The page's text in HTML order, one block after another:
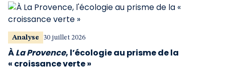
Analyse 30 juillet 2026
ÀLa Provence, l’écologie au prisme de la
« croissance verte »